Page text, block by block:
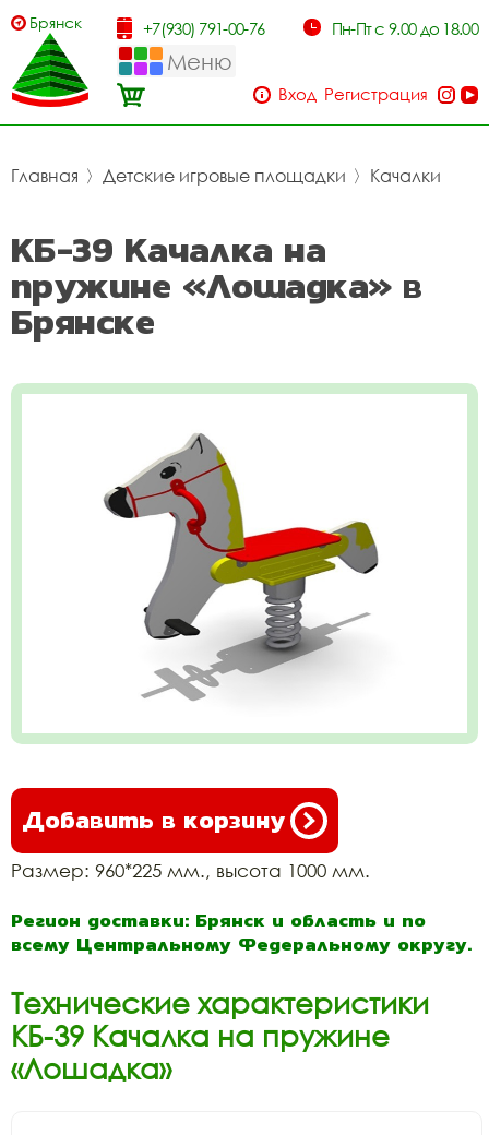
Брянск +7(930) 791-00-76 Пн-Пт с 9.00 до 18.00
Меню
Вход Регистрация
Главная 〉 Детские игровые площадки 〉 Качалки
КБ-39 Качалка на
пружине «Лошадка» в
Брянске
Добавить в корзину
Размер: 960*225 мм., высота 1000 мм.
Регион доставки: Брянск и область и по
всему Центральному Федеральному округу.
Технические характеристики
КБ-39 Качалка на пружине
«Лошадка»